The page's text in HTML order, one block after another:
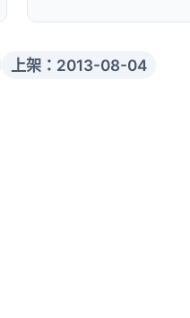
上架：2013-08-04